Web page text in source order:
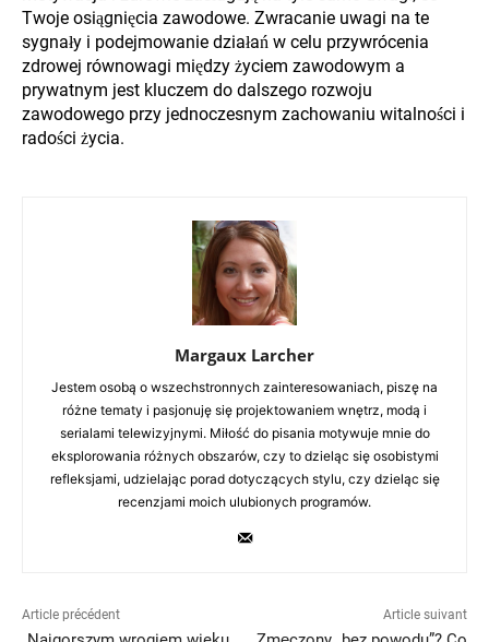
Twoje osiągnięcia zawodowe. Zwracanie uwagi na te
sygnały i podejmowanie działań w celu przywrócenia
zdrowej równowagi między życiem zawodowym a
prywatnym jest kluczem do dalszego rozwoju
zawodowego przy jednoczesnym zachowaniu witalności i
radości życia.
Margaux Larcher
Jestem osobą o wszechstronnych zainteresowaniach, piszę na
różne tematy i pasjonuję się projektowaniem wnętrz, modą i
serialami telewizyjnymi. Miłość do pisania motywuje mnie do
eksplorowania różnych obszarów, czy to dzieląc się osobistymi
refleksjami, udzielając porad dotyczących stylu, czy dzieląc się
recenzjami moich ulubionych programów.
Article précédent Article suivant